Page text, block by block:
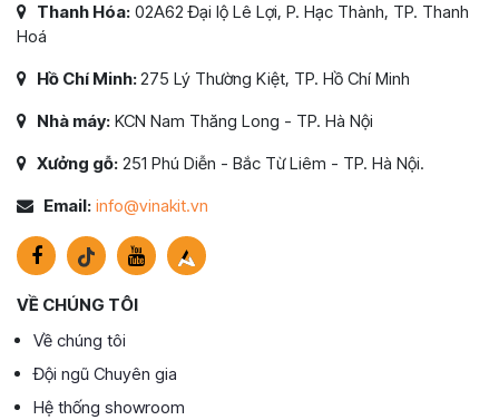
Thanh Hóa: 02A62 Đại lộ Lê Lợi, P. Hạc Thành, TP. Thanh
Hoá
Hồ Chí Minh:275 Lý Thường Kiệt, TP. Hồ Chí Minh
Nhà máy: KCN Nam Thăng Long - TP. Hà Nội
Xưởng gỗ: 251 Phú Diễn - Bắc Từ Liêm - TP. Hà Nội.
Email: info@vinakit.vn
VỀ CHÚNG TÔI
Về chúng tôi
Đội ngũ Chuyên gia
Hệ thống showroom